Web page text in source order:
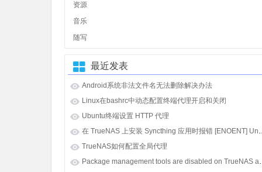
资源
音乐
随写
最近发表
Android系统非法文件名无法删除解决办法
Linux在bashrc中动态配置终端代理开启和关闭
Ubuntu终端设置 HTTP 代理
在 TrueNAS 上安装
TrueNAS如何配置全局代理
Package